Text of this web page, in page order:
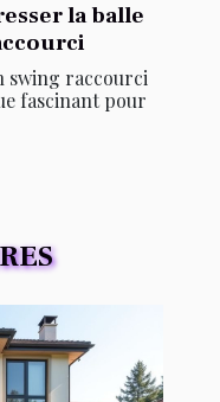
la balle
swing raccourci
fascinant pour